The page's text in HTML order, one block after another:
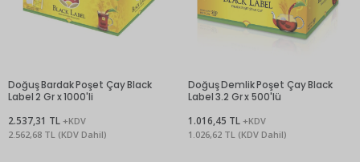
Doğuş Bardak Poşet Çay Black
Label 2 Gr x 1000'li
2.537,31 TL +KDV
2.562,68 TL (KDV Dahil)
Doğuş Demlik Poşet Çay Black
Label 3.2 Gr x 500'lü
1.016,45 TL +KDV
1.026,62 TL (KDV Dahil)